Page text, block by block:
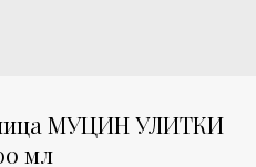
лица МУЦИН УЛИТКИ
мл